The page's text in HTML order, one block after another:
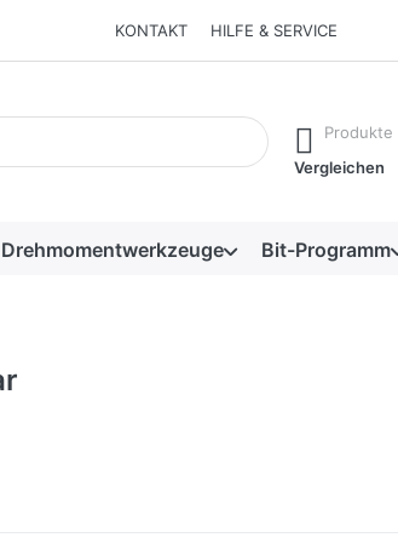
KONTAKT HILFE & SERVICE
erscheinen automatisch erste
Produkte
Vergleichen
Drehmomentwerkzeuge Bit-Programm